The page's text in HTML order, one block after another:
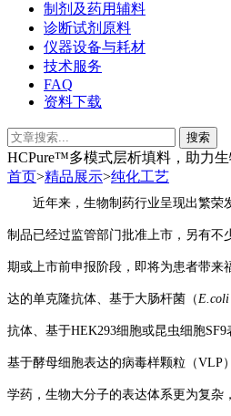
制剂及药用辅料
诊断试剂原料
仪器设备与耗材
技术服务
FAQ
资料下载
HCPure™多模式层析填料，助力
首页>精品展示>纯化工艺
近年来，生物制药行业呈现出繁荣
制品已经过监管部门批准上市，另有不
期或上市前申报阶段，即将为患者带来
达的单克隆抗体、基于大肠杆菌 （E.coli
抗体、基于HEK293细胞或昆虫细胞SF9
基于酵母细胞表达的病毒样颗粒（VLP
学药，生物大分子的表达体系更为复杂